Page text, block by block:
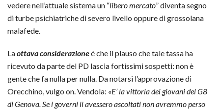
vedere nell’attuale sistema un “libero mercato” diventa segno
di turbe psichiatriche di severo livello oppure di grossolana
malafede.
Laottava considerazioneé che il plauso che tale tassa ha
ricevuto da parte del PD lascia fortissimi sospetti: non è
gente che fa nulla per nulla. Da notarsi l’approvazione di
Orecchino, vulgo on. Vendola: «E’ la vittoria dei giovani del G8
di Genova. Se i governi li avessero ascoltati non avremmo perso